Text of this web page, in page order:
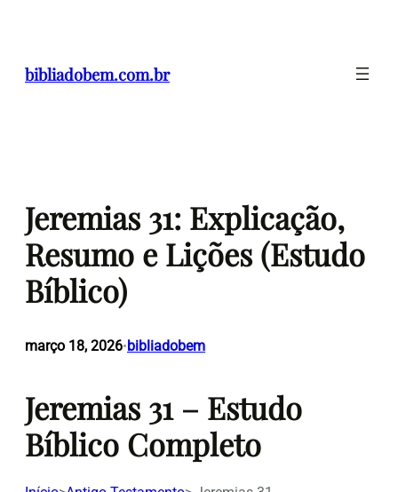
conteúdo
bibliadobem.com.br
Jeremias 31: Explicação,
Resumo e Lições (Estudo
Bíblico)
março 18, 2026•bibliadobem
Jeremias 31 – Estudo
Bíblico Completo